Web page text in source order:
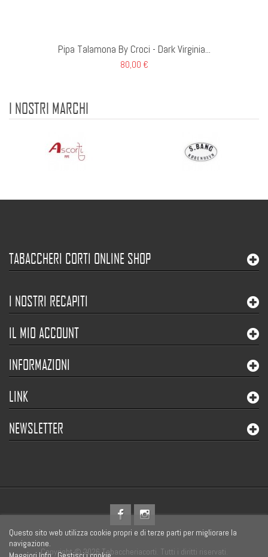
Pipa Talamona By Croci - Dark Virginia...
80,00 €
I NOSTRI MARCHI
TABACCHERI CORTI ONLINE SHOP
I NOSTRI RECAPITI
IL MIO ACCOUNT
INFORMAZIONI
LINK
NEWSLETTER
Copyright © 2026 Tabaccheriacorti. Tutti i diritti riservati.
Questo sito web utilizza cookie propri e di terze parti per migliorare la
navigazione.